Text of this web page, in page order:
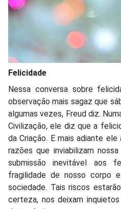
Felicidade
Nessa conversa sobre
observação mais sagaz que
algumas vezes, Freud diz.
Civilização, ele diz que a
da Criação. E mais adiante
razões que inviabilizam
submissão inevitável aos
fragilidade de nosso corpo
sociedade. Tais riscos
certeza, nos deixam